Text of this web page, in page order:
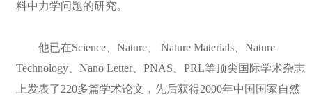
料中力学问题的研究。
他已在Science、Nature、 Nature Materials、Nature
Technology、Nano Letter、PNAS、PRL等顶尖国际学术杂志
上发表了220多篇学术论文，先后获得2000年中国国家自然